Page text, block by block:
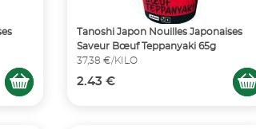
Tanoshi Japon Nouilles Japonaises
Saveur Bœuf Teppanyaki 65g
37,38 €/KILO
2.43 €